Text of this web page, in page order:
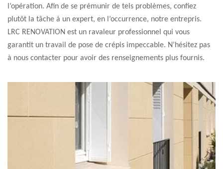
l’opération. Afin de se prémunir de tels problèmes, confiez
plutôt la tâche à un expert, en l’occurrence, notre entrepris.
LRC RENOVATION est un ravaleur professionnel qui vous
garantit un travail de pose de crépis impeccable. N’hésitez pas
à nous contacter pour avoir des renseignements plus fournis.